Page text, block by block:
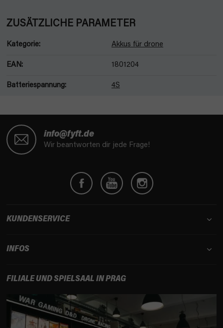
ZUSÄTZLICHE PARAMETER
Kategorie: Akkus für drone
EAN: 1801204
Batteriespannung: 4S
info@fyft.de
Wir beantworten dir jede Frage!
KUNDENSERVICE
INFOS
FILIALE UND SPIELSAAL IN PRAG